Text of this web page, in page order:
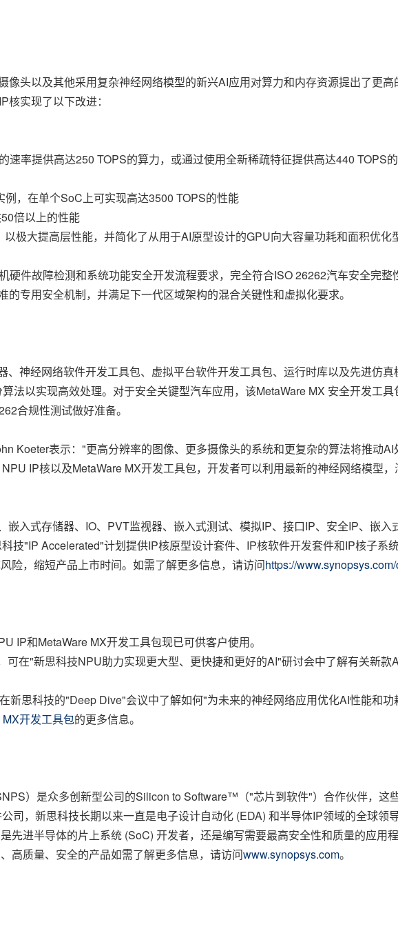
像头以及其他采用复杂神经网络模型的新兴AI应用对算力和内存资源提出了更
实现了以下改进：
速率提供高达250 TOPS的算力，或通过使用全新稀疏特征提供高达440 TOPS
，在单个SoC上可实现高达3500 TOPS的性能
倍以上的性能
极大提高层性能，并简化了从用于AI原型设计的GPU向大容量功耗和面积优化
硬件故障检测和系统功能安全开发流程要求，完全符合ISO 26262汽车安全完
专用安全机制，并满足下一代区域架构的混合关键性和虚拟化要求。
神经网络软件开发工具包、虚拟平台软件开发工具包、运行时库以及先进仿
法以实现高效处理。对于安全关键型汽车应用，该MetaWare MX 安全开发工
合规性测试做好准备。
Koeter表示："更高分辨率的图像、更多摄像头的系统和更复杂的算法将推动
IP核以及MetaWare MX开发工具包，开发者可以利用最新的神经网络模型
入式存储器、IO、PVT监视器、嵌入式测试、模拟IP、接口IP、安全IP、嵌入
技"IP Accelerated"计划提供IP核原型设计套件、IP核软件开发套件和IP核子系
险，缩短产品上市时间。如需了解更多信息，请访问https://
IP和MetaWare MX开发工具包现已可供客户使用。
可在"新思科技NPU助力实现更大型、更快捷和更好的AI"研讨会中了解有关新
新思科技的"Deep Dive"会议中了解如何"为未来的神经网络应用优化AI性能和功
开发工具包的更多信息。
）是众多创新型公司的Silicon to Software™（"芯片到软件"）合作伙伴，这
司，新思科技长期以来一直是电子设计自动化 (EDA) 和半导体IP领域的全球领
先进半导体的片上系统 (SoC) 开发者，还是编写需要最高安全性和质量的应用
高质量、安全的产品如需了解更多信息，请访问www.synopsys.com。